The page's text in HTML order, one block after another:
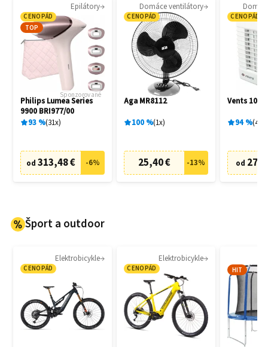
Epilátory
CENOPÁD
TOP
Sponzorované
Philips Lumea Series
9900 BRI977/00
93% 31x
od 313,48 € -6%
Domáce ventilátory
CENOPÁD
Aga MR8112
100% 1x
25,40 € -13%
CENOPÁD
Vents 100
94% 4
od
Šport a outdoor
Elektrobicykle
CENOPÁD
Elektrobicykle
CENOPÁD HIT